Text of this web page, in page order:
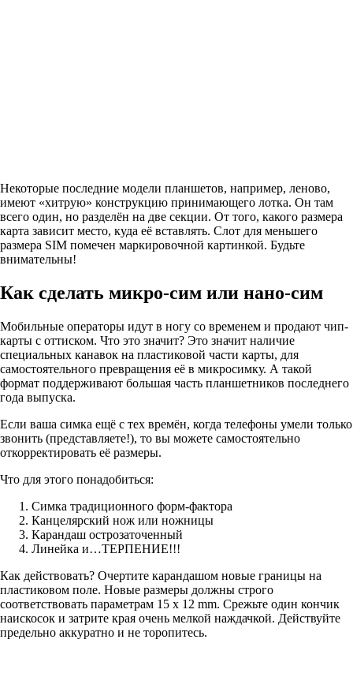
Некоторые последние модели планшетов, например, леново,
имеют «хитрую» конструкцию принимающего лотка. Он там
всего один, но разделён на две секции. От того, какого размера
карта зависит место, куда её вставлять. Слот для меньшего
размера SIM помечен маркировочной картинкой. Будьте
внимательны!
Как сделать микро-сим или нано-сим
Мобильные операторы идут в ногу со временем и продают чип-
карты с оттиском. Что это значит? Это значит наличие
специальных канавок на пластиковой части карты, для
самостоятельного превращения её в микросимку. А такой
формат поддерживают большая часть планшетников последнего
года выпуска.
Если ваша симка ещё с тех времён, когда телефоны умели только
звонить (представляете!), то вы можете самостоятельно
откорректировать её размеры.
Что для этого понадобиться:
Симка традиционного форм-фактора
Канцелярский нож или ножницы
Карандаш острозаточенный
Линейка и…ТЕРПЕНИЕ!!!
Как действовать? Очертите карандашом новые границы на
пластиковом поле. Новые размеры должны строго
соответствовать параметрам 15 х 12 mm. Срежьте один кончик
наискосок и затрите края очень мелкой наждачкой. Действуйте
предельно аккуратно и не торопитесь.